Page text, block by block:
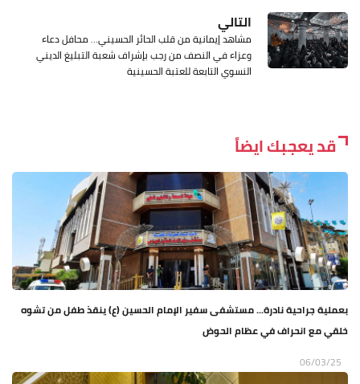
التالي
مشاهد إيمانية من قلب الحائر الحسيني… محافل دعاء
وعزاء في النصف من رجب بإشراف شعبة التبليغ الديني
النسوي التابعة للعتبة الحسينية
قد يعجبك ايضاً
بعملية جراحية نادرة... مستشفى سفير الإمام الحسين (ع) ينقذ طفل من تشوه
خلقي مع انحراف في عظام الحوض
06/03/25